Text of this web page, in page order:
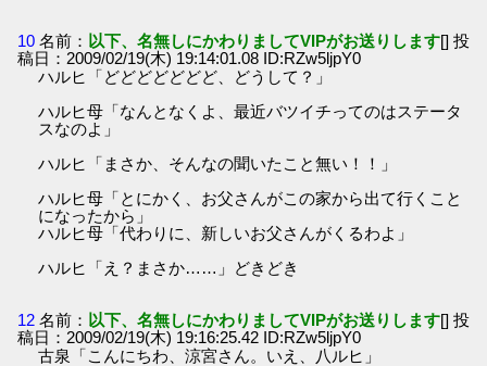
10 名前： 以下、名無しにかわりましてVIPがお送りします[] 投
稿日：2009/02/19(木) 19:14:01.08 ID:RZw5ljpY0
ハルヒ「どどどどどどど、どうして？」
ハルヒ母「なんとなくよ、最近バツイチってのはステータ
スなのよ」
ハルヒ「まさか、そんなの聞いたこと無い！！」
ハルヒ母「とにかく、お父さんがこの家から出て行くこと
になったから」
ハルヒ母「代わりに、新しいお父さんがくるわよ」
ハルヒ「え？まさか……」どきどき
12 名前： 以下、名無しにかわりましてVIPがお送りします[] 投
稿日：2009/02/19(木) 19:16:25.42 ID:RZw5ljpY0
古泉「こんにちわ、涼宮さん。いえ、八ルヒ」